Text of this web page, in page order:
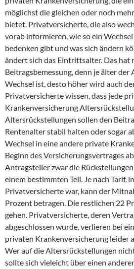
möglichst die gleichen oder noch
bietet. Privatversicherte, die also
vorab informieren, wie so ein
bedenken gibt und was sich ändern
ändert sich das Eintrittsalter. Das hat
Beitragsbemessung, denn je älter
Wechsel ist, desto höher wird auch
Privatversicherte wissen, dass jede
Krankenversicherung
Altersrückstellungen sollen den
Rentenalter stabil halten oder sogar
Wechsel in eine andere private
Beginn des Versicherungsvertrages
Antragsteller zwar die
einem bestimmten Teil. Je nach Tarif,
Privatversicherte war, kann der
Prozent betragen. Die restlichen 22
gehen. Privatversicherte, deren
abgeschlossen wurde, verlieren bei
privaten Krankenversicherung leider
Wer auf die Altersrückstellungen
sollte sich vieleicht über einen